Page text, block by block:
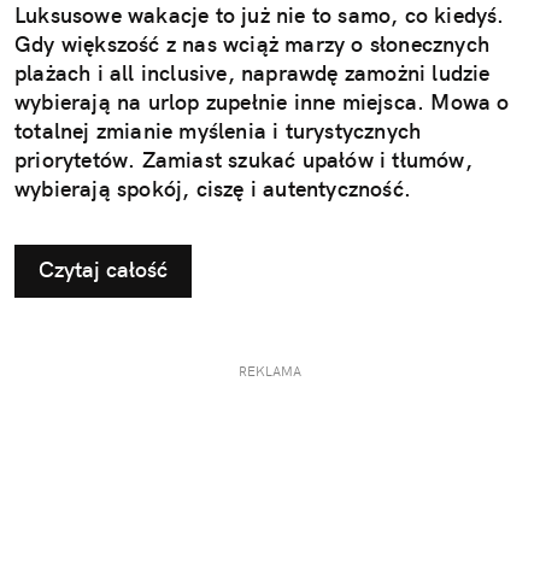
Luksusowe wakacje to już nie to samo, co kiedyś.
Gdy większość z nas wciąż marzy o słonecznych
plażach i all inclusive, naprawdę zamożni ludzie
wybierają na urlop zupełnie inne miejsca. Mowa o
totalnej zmianie myślenia i turystycznych
priorytetów. Zamiast szukać upałów i tłumów,
wybierają spokój, ciszę i autentyczność.
Czytaj całość
REKLAMA